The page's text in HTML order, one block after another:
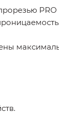
PRO